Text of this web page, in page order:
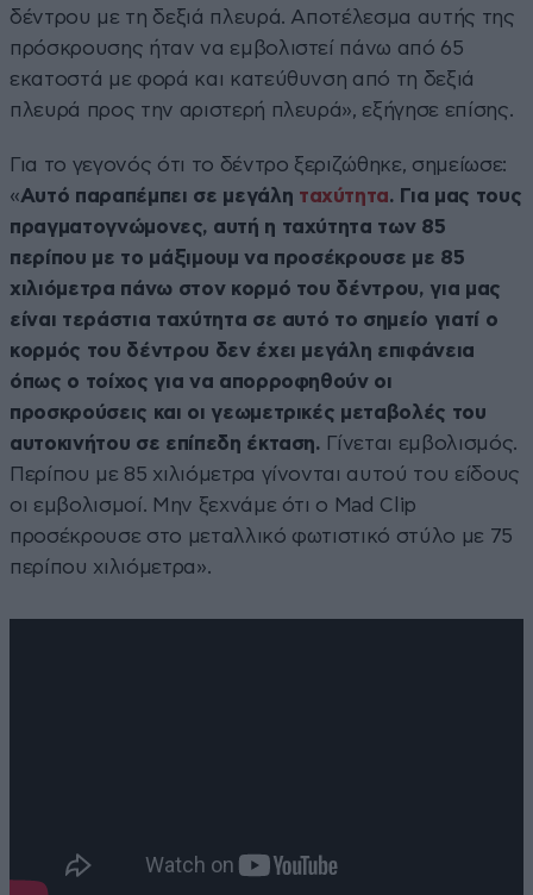
δέντρου με τη δεξιά πλευρά. Αποτέλεσμα αυτής της
πρόσκρουσης ήταν να εμβολιστεί πάνω από 65
εκατοστά με φορά και κατεύθυνση από τη δεξιά
πλευρά προς την αριστερή πλευρά», εξήγησε επίσης.
Για το γεγονός ότι το δέντρο ξεριζώθηκε, σημείωσε:
«Αυτό παραπέμπει σε μεγάλη ταχύτητα. Για μας τους
πραγματογνώμονες, αυτή η ταχύτητα των 85
περίπου με το μάξιμουμ να προσέκρουσε με 85
χιλιόμετρα πάνω στον κορμό του δέντρου, για μας
είναι τεράστια ταχύτητα σε αυτό το σημείο γιατί ο
κορμός του δέντρου δεν έχει μεγάλη επιφάνεια
όπως ο τοίχος για να απορροφηθούν οι
προσκρούσεις και οι γεωμετρικές μεταβολές του
αυτοκινήτου σε επίπεδη έκταση. Γίνεται εμβολισμός.
Περίπου με 85 χιλιόμετρα γίνονται αυτού του είδους
οι εμβολισμοί. Μην ξεχνάμε ότι ο Mad Clip
προσέκρουσε στο μεταλλικό φωτιστικό στύλο με 75
περίπου χιλιόμετρα».